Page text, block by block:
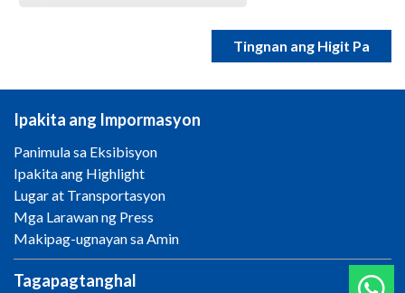
Tingnan ang Higit Pa
Ipakita ang Impormasyon
Panimula sa Eksibisyon
Ipakita ang Highlight
Lugar at Transportasyon
Mga Larawan ng Press
Makipag-ugnayan sa Amin
Tagapagtanghal